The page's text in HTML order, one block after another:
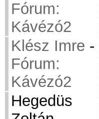
Fórum:
Kávézó2
Klész Imre -
Fórum:
Kávézó2
Hegedüs